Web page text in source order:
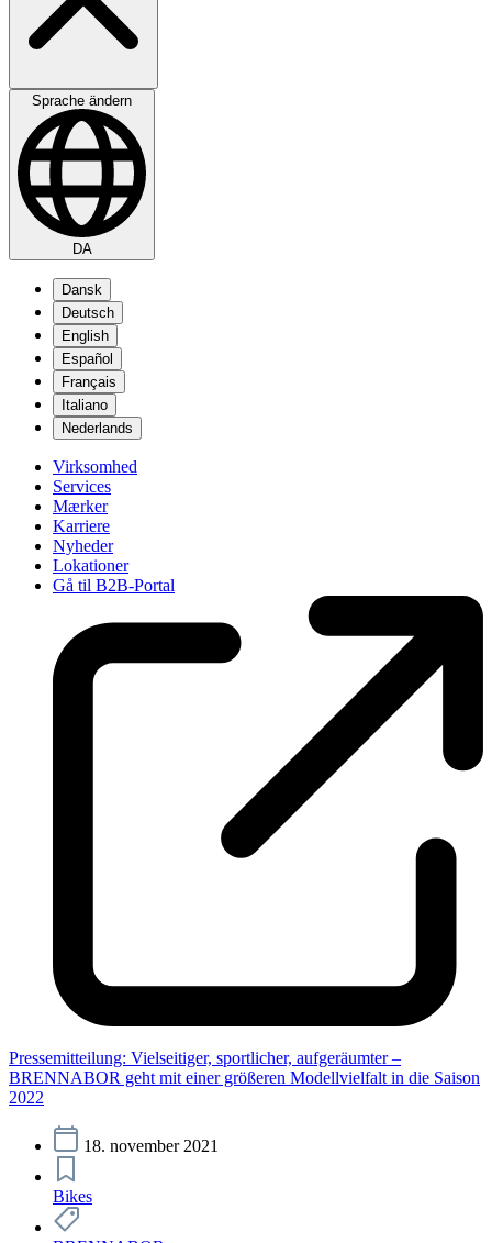
Sprache ändern
DA
Dansk
Deutsch
English
Español
Français
Italiano
Nederlands
Virksomhed
Services
Mærker
Karriere
Nyheder
Lokationer
Gå til B2B-Portal
Pressemitteilung: Vielseitiger, sportlicher, aufgeräumter –
BRENNABOR geht mit einer größeren Modellvielfalt in die Saison
2022
18. november 2021
Bikes